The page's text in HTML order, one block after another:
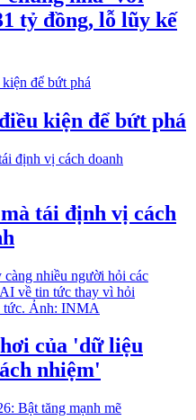
tỷ đồng, lỗ lũy kế
kiện để bứt phá
tái định vị cách
của 'dữ liệu
nhiệm'